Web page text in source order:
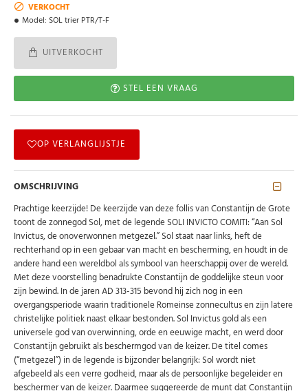
VERKOCHT
Model: SOL trier PTR/T-F
UITVERKOCHT
STEL EEN VRAAG
OP VERLANGLIJSTJE
OMSCHRIJVING
Prachtige keerzijde! De keerzijde van deze follis van Constantijn de Grote
toont de zonnegod Sol, met de legende SOLI INVICTO COMITI: “Aan Sol
Invictus, de onoverwonnen metgezel.” Sol staat naar links, heft de
rechterhand op in een gebaar van macht en bescherming, en houdt in de
andere hand een wereldbol als symbool van heerschappij over de wereld.
Met deze voorstelling benadrukte Constantijn de goddelijke steun voor
zijn bewind. In de jaren AD 313-315 bevond hij zich nog in een
overgangsperiode waarin traditionele Romeinse zonnecultus en zijn latere
christelijke politiek naast elkaar bestonden. Sol Invictus gold als een
universele god van overwinning, orde en eeuwige macht, en werd door
Constantijn gebruikt als beschermgod van de keizer. De titel comes
(“metgezel”) in de legende is bijzonder belangrijk: Sol wordt niet
afgebeeld als een verre godheid, maar als de persoonlijke begeleider en
beschermer van de keizer. Daarmee suggereerde de munt dat Constantijn